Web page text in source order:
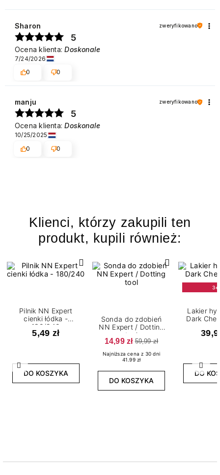
Sharon zweryfikowano
5
Ocena klienta:Doskonale
7/24/2026
0
0
manju zweryfikowano
5
Ocena klienta:Doskonale
10/25/2025
0
0
Klienci, którzy zakupili ten
produkt, kupili również:
Poprzedni
Pilnik NN Expert
cienki łódka -
180/240
5,49 zł
DO KOSZYKA
Sonda do zdobień
NN Expert / Dotting
tool
14,99 zł 59,99 zł
Najniższa cena z 30 dni
41.99 zł
DO KOSZYKA
Lakier
Dark
DO